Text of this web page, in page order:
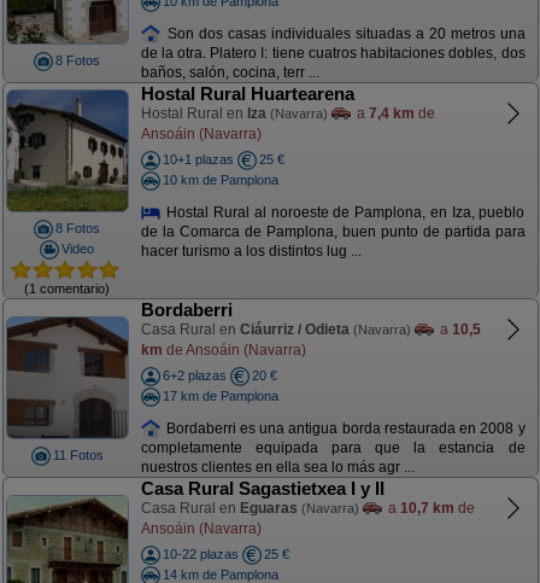
8 Fotos
Son dos casas individuales situadas a 20 metros una
de la otra. Platero I: tiene cuatros habitaciones dobles, dos
baños, salón, cocina, terr ...
8 Fotos
Video
(1 comentario)
Hostal Rural Huartearena
Hostal Rural en Iza (Navarra) a 7,4 km de
Ansoáin (Navarra)
10+1 plazas
25 €
10 km de Pamplona
Hostal Rural al noroeste de Pamplona, en Iza, pueblo
de la Comarca de Pamplona, buen punto de partida para
hacer turismo a los distintos lug ...
11 Fotos
Bordaberri
Casa Rural en Ciáurriz / Odieta (Navarra) a 10,5
km de Ansoáin (Navarra)
6+2 plazas
20 €
17 km de Pamplona
Bordaberri es una antigua borda restaurada en 2008 y
completamente equipada para que la estancia de
nuestros clientes en ella sea lo más agr ...
Casa Rural Sagastietxea I y II
Casa Rural en Eguaras (Navarra) a 10,7 km de
Ansoáin (Navarra)
10-22 plazas
25 €
14 km de Pamplona